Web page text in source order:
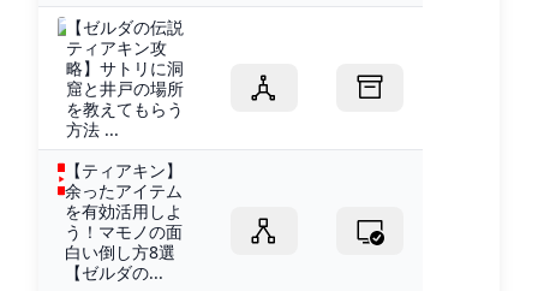
【ゼルダの伝説
ティアキン攻
略】サトリに洞
窟と井戸の場所
を教えてもらう
方法 ...
【ティアキン】
余ったアイテム
を有効活用しよ
う！マモノの面
白い倒し方8選
【ゼルダの...